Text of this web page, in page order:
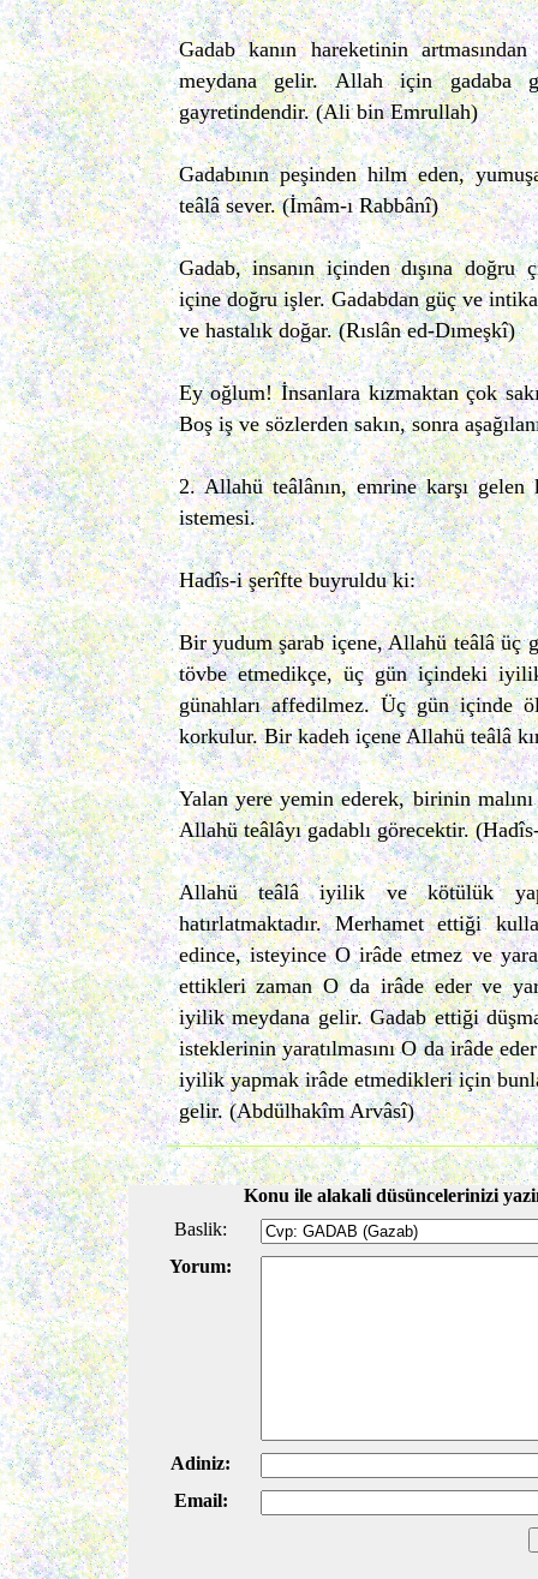
Gadab kanın hareketinin
meydana gelir. Allah için gadaba
gayretindendir. (Ali bin Emrullah)
Gadabının peşinden hilm eden,
teâlâ sever. (İmâm-ı Rabbânî)
Gadab, insanın içinden dışına doğru
içine doğru işler. Gadabdan güç ve
ve hastalık doğar. (Rıslân ed-Dımeşkî)
Ey oğlum! İnsanlara kızmaktan çok
Boş iş ve sözlerden sakın, sonra
2. Allahü teâlânın, emrine karşı gelen
istemesi.
Hadîs-i şerîfte buyruldu ki:
Bir yudum şarab içene, Allahü teâlâ üç
tövbe etmedikçe, üç gün içindeki
günahları affedilmez. Üç gün içinde
korkulur. Bir kadeh içene Allahü teâlâ
Yalan yere yemin ederek, birinin
Allahü teâlâyı gadablı görecektir.
Allahü teâlâ iyilik ve kötülük
hatırlatmaktadır. Merhamet ettiği
edince, isteyince O irâde etmez ve
ettikleri zaman O da irâde eder ve
iyilik meydana gelir. Gadab ettiği
isteklerinin yaratılmasını O da irâde
iyilik yapmak irâde etmedikleri için
gelir. (Abdülhakîm Arvâsî)
Konu ile alakali düsüncelerinizi
Baslik:
Yorum:
Adiniz:
Email: